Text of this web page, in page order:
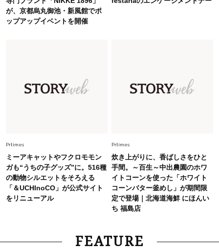
Fashion
2026.8.5
オシャレ40代の【ワンピ＆オールインワン】最
【40代のTシャツコーデ】超ビッグサイズ×きれ
いめハーフパンツでモードに昇華
が、京都烏丸御池・新風館でポ
ップアップイベントを開催
Prtimes
ミーアキャットやフクロモモン
ガも“うちの子グッズ”に。516種
の動物シルエットをそろえる
「＆UCHInoCO」が公式サイト
をリニューアル
Prtimes
炊き上がりに、香ばしさをひと
手間。～百生～中出農園のホワ
イトコーンを使った「ホワイト
コーンバター釜めし」が期間限
定で登場｜北海道海鮮 にほんい
ち 福島店
FEATURE